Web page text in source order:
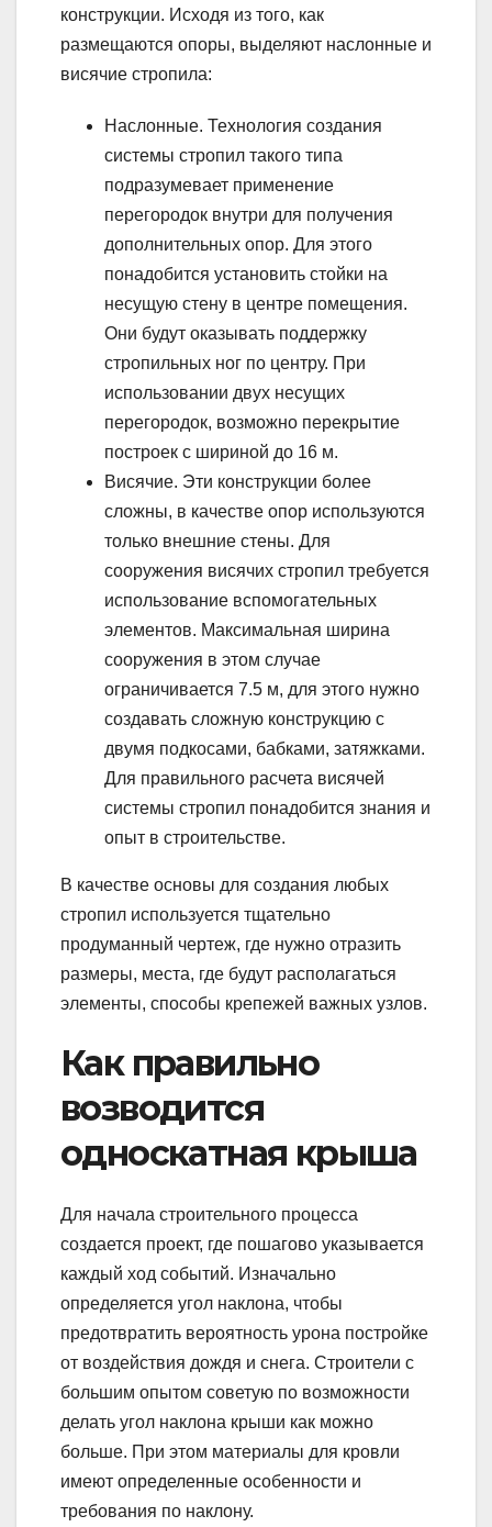
конструкции. Исходя из того, как
размещаются опоры, выделяют наслонные и
висячие стропила:
Наслонные. Технология создания
системы стропил такого типа
подразумевает применение
перегородок внутри для получения
дополнительных опор. Для этого
понадобится установить стойки на
несущую стену в центре помещения.
Они будут оказывать поддержку
стропильных ног по центру. При
использовании двух несущих
перегородок, возможно перекрытие
построек с шириной до 16 м.
Висячие. Эти конструкции более
сложны, в качестве опор используются
только внешние стены. Для
сооружения висячих стропил требуется
использование вспомогательных
элементов. Максимальная ширина
сооружения в этом случае
ограничивается 7.5 м, для этого нужно
создавать сложную конструкцию с
двумя подкосами, бабками, затяжками.
Для правильного расчета висячей
системы стропил понадобится знания и
опыт в строительстве.
В качестве основы для создания любых
стропил используется тщательно
продуманный чертеж, где нужно отразить
размеры, места, где будут располагаться
элементы, способы крепежей важных узлов.
Как правильно
возводится
односкатная крыша
Для начала строительного процесса
создается проект, где пошагово указывается
каждый ход событий. Изначально
определяется угол наклона, чтобы
предотвратить вероятность урона постройке
от воздействия дождя и снега. Строители с
большим опытом советую по возможности
делать угол наклона крыши как можно
больше. При этом материалы для кровли
имеют определенные особенности и
требования по наклону.